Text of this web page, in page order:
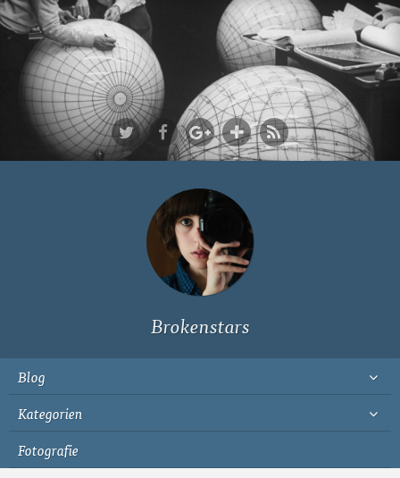
Ich bin Fyn,
23, und
wohne in
Köln
Brokenstars
Blog
Kategorien
Fotografie